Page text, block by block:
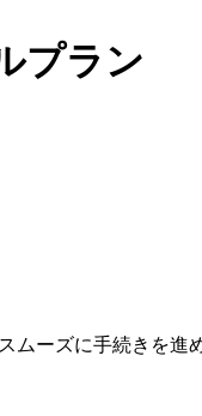
プラン
ムーズに手続きを進